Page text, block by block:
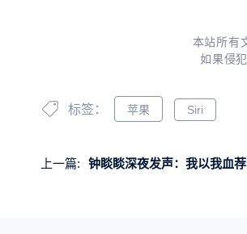
本站所有
如果侵
标签： 苹果 Siri
上一篇: 钟睒睒深夜发声：我以我血